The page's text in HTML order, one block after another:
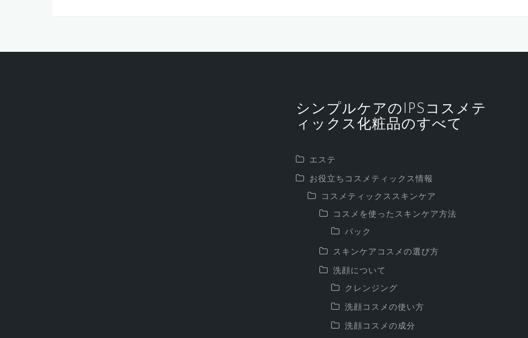
シンプルケアのIPSコスメテ
ィックス化粧品のすべて
エステ
お役立ちコスメティックス情報
コスメティックススキンケア
コスメを使ったスキンケア方法
パック
スキンケアコスメの選び方
洗顔について
クレンジング
洗顔コスメの使い方
洗顔コスメの成分